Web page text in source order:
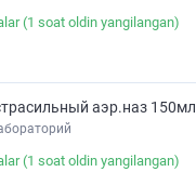
(1 soat oldin yangilangan)
аэр.наз 150мл
(1 soat oldin yangilangan)